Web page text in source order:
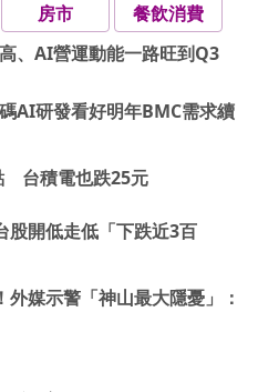
房市
餐飲消費
、AI營運動能一路旺到Q3
AI研發看好明年BMC需求續
台積電也跌25元
股開低走低「下跌近3百
媒示警「神山最大隱憂」：